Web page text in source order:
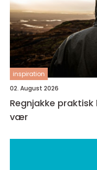
inspiration
02. August 2026
Regnjakke praktisk beskyttelse i all slags
vær